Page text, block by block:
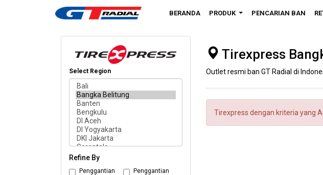
BERANDA
PRODUK
PENCARIAN BAN
Select Region
Refine By
Penggantian
Penggantian
Tirexpress
Outlet resmi ban GT Radial di
Tirexpress dengan kriteria yang